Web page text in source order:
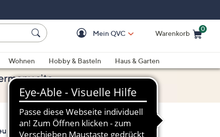
Mein QVC Warenkorb
0
Wohnen Hobby & Basteln
Haus & Garten